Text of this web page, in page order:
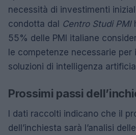
necessità di investimenti
condotta dal Centro Studi PMI
55% delle PMI italiane
le competenze necessarie per
soluzioni di intelligenza
Prossimi passi
I dati raccolti indicano che il
dell’inchiesta sarà l’analisi